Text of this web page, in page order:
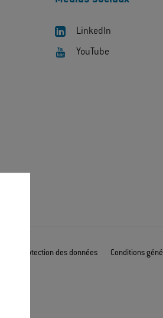
LinkedIn
YouTube
Protection des données Conditions